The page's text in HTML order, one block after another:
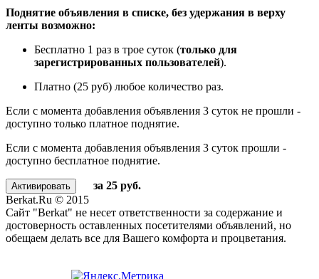
Поднятие объявления в списке, без удержания в верху
ленты возможно:
Бесплатно 1 раз в трое суток (только для
зарегистрированных пользователей).
Платно (25 руб) любое количество раз.
Если с момента добавления объявления 3 суток не прошли -
доступно только платное поднятие.
Если с момента добавления объявления 3 суток прошли -
доступно бесплатное поднятие.
за 25 руб.
Berkat.Ru © 2015
Сайт "Berkat" не несет ответственности за содержание и
достоверность оставленных посетителями объявлений, но
обещаем делать все для Вашего комфорта и процветания.